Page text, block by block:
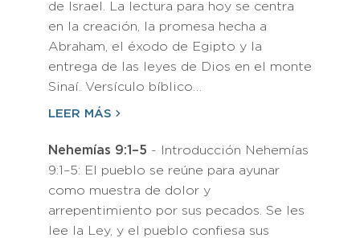
de Israel. La lectura para hoy se centra
en la creación, la promesa hecha a
Abraham, el éxodo de Egipto y la
entrega de las leyes de Dios en el monte
Sinaí. Versículo bíblico…
LEER MÁS
Nehemías 9:1–5 - Introducción Nehemías
9:1–5: El pueblo se reúne para ayunar
como muestra de dolor y
arrepentimiento por sus pecados. Se les
lee la Ley, y el pueblo confiesa sus